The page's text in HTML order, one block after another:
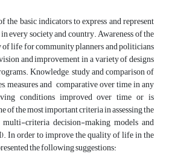
basic indicators to express and represent
every society and country. Awareness of the
life for community planners and politicians
and improvement in a variety of designs
Knowledge, study and comparison of
measures and comparative over time in any
conditions improved over time or is
of the most important criteria in assessing the
criteria decision-making models and
In order to improve the quality of life in the
the following suggestions: